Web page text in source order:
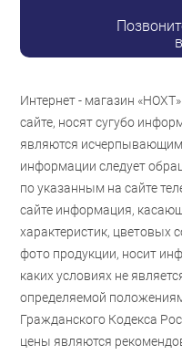
Интернет - магазин
сайте, носят сугубо
являются
информации следует
по указанным на сайте
сайте информация,
характеристик, цветовых
фото продукции, носит
каких условиях не
определяемой
Гражданского Кодекса
цены являются